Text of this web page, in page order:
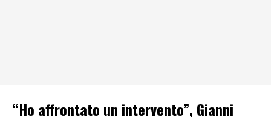
“Ho affrontato un intervento”, Gianni